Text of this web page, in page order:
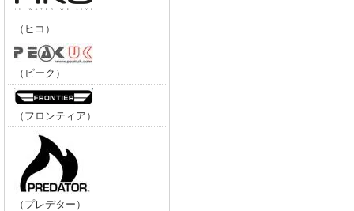
（ヒコ）
（ピーク）
（フロンティア）
（プレデター）